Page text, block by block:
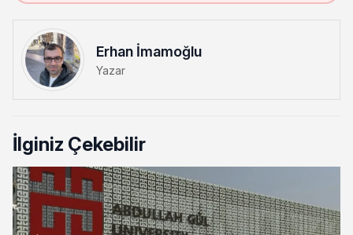
Erhan İmamoğlu
Yazar
İlginiz Çekebilir